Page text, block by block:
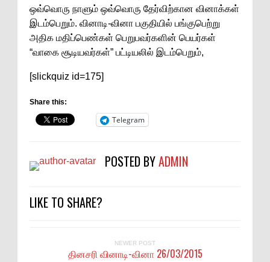
ஒவ்வொரு நாளும் ஒவ்வொரு தேர்விற்கான வினாக்கள்
இடம்பெறும். வினாடி-வினா பகுதியில் பங்குபெற்று
அதிக மதிப்பெண்கள் பெறுபவர்களின் பெயர்கள்
“வாகை சூடியவர்கள்” பட்டியலில் இடம்பெறும்,
[slickquiz id=175]
Share this:
Telegram
POSTED BYADMIN
LIKE TO SHARE?
NEWER POST
தினசரி வினாடி-வினா 26/03/2015